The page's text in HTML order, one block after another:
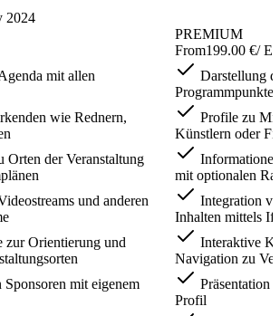
2024
mit allen
wie Rednern,
Orten der Veranstaltung
und anderen
zur Orientierung und
Sponsoren mit eigenem
PREMIUM
From199.00 €/
Darstellung
Programmpunkten
Profile zu
Künstlern oder
mit optionalen
Integration
Inhalten mittels
Interaktive
Navigation zu
Präsentation
Profil